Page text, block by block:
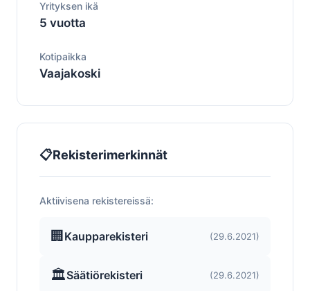
Yrityksen ikä
5 vuotta
Kotipaikka
Vaajakoski
📋Rekisterimerkinnät
Aktiivisena rekistereissä:
🏢 Kaupparekisteri (29.6.2021)
🏛️Säätiörekisteri (29.6.2021)